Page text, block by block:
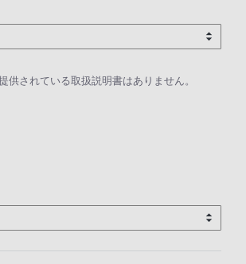
供されている取扱説明書はありません。